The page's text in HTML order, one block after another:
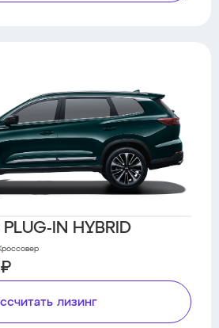
PLUG-IN HYBRID
лизинг